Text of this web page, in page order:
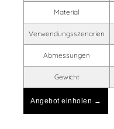
Material
Verwendungsszenarien
Abmessungen
Gewicht
Angebot einholen →